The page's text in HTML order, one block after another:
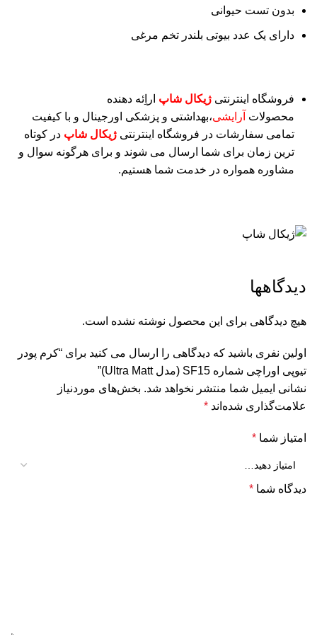
بدون تست حیوانی
دارای یک عدد بیوتی بلندر تخم مرغی
فروشگاه اینترنتی ژیکال شاپ اراِئه دهنده
محصولات آرایشی،بهداشتی و پزشکی اورجینال و با کیفیت
تمامی سفارشات در فروشگاه اینترنتی ژیکال شاپ در کوتاه
ترین زمان برای شما ارسال می شوند و برای هرگونه سوال و
مشاوره همواره در خدمت شما هستیم.
دیدگاهها
هیچ دیدگاهی برای این محصول نوشته نشده است.
اولین نفری باشید که دیدگاهی را ارسال می کنید برای “کرم پودر
تیوپی اوراچی شماره SF15 (مدل Ultra Matt)”
نشانی ایمیل شما منتشر نخواهد شد. بخش‌های موردنیاز
علامت‌گذاری شده‌اند *
امتیاز شما *
دیدگاه شما *